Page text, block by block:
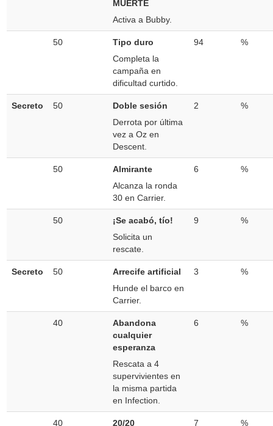
MUERTE
Activa a Bubby.
50
Tipo duro
Completa la
campaña en
dificultad curtido.
94 %
Secreto 50
Doble sesión
Derrota por última
vez a Oz en
Descent.
2 %
50
Almirante
Alcanza la ronda
30 en Carrier.
6 %
50
¡Se acabó, tío!
Solicita un
rescate.
9 %
Secreto 50
Arrecife artificial
Hunde el barco en
Carrier.
3 %
40
Abandona
cualquier
esperanza
Rescata a 4
supervivientes en
la misma partida
en Infection.
6 %
40
20/20
7 %